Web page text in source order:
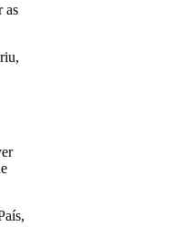
as